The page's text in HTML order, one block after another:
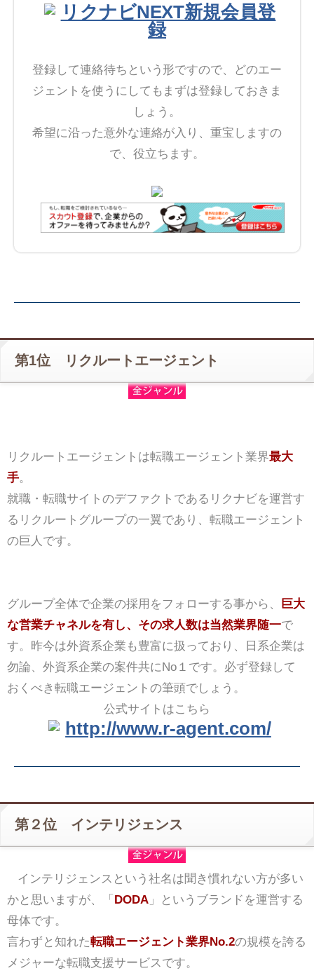
リクナビNEXT新規会員登
録
登録して連絡待ちという形ですので、どのエー
ジェントを使うにしてもまずは登録しておきま
しょう。
希望に沿った意外な連絡が入り、重宝しますの
で、役立ちます。
第1位 リクルートエージェント
リクルートエージェントは転職エージェント業界最大
手。
就職・転職サイトのデファクトであるリクナビを運営す
るリクルートグループの一翼であり、転職エージェント
の巨人です。
グループ全体で企業の採用をフォローする事から、
巨大
な営業チャネルを有し、その求人数は当然業界随一で
す。昨今は外資系企業も豊富に扱っており、日系企業は
勿論、外資系企業の案件共にNo１です。必ず登録して
おくべき転職エージェントの筆頭でしょう。
公式サイトはこちら
http://www.r-agent.com/
第２位 インテリジェンス
インテリジェンスという社名は聞き慣れない方が多い
かと思いますが、「 DODA」というブランドを運営する
母体です。
言わずと知れた転職エージェント業界No.2の規模を誇る
メジャーな転職支援サービスです。